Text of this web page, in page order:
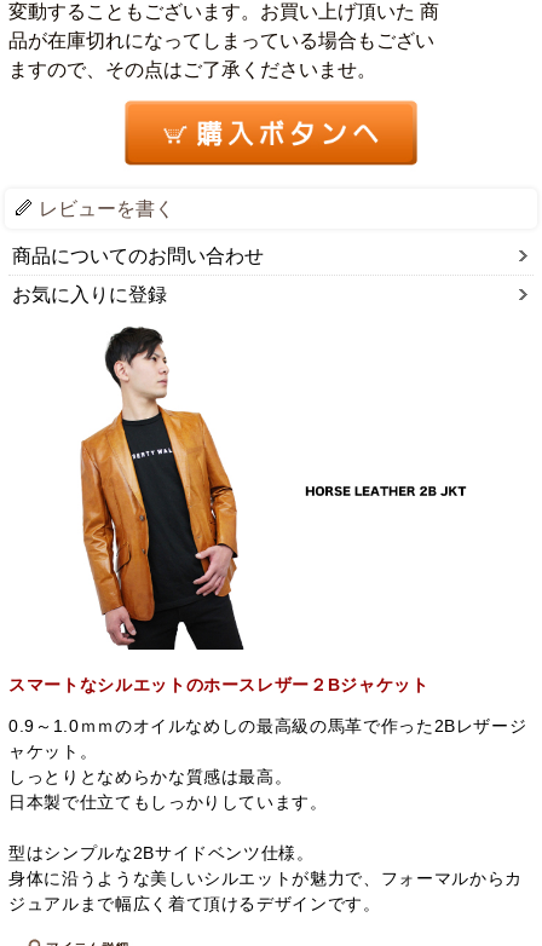
変動することもございます。お買い上げ頂いた 商
品が在庫切れになってしまっている場合もござい
ますので、その点はご了承くださいませ。
レビューを書く
商品についてのお問い合わせ
お気に入りに登録
スマートなシルエットのホースレザー２Bジャケット
0.9～1.0ｍｍのオイルなめしの最高級の馬革で作った2Bレザージ
ャケット。
しっとりとなめらかな質感は最高。
日本製で仕立てもしっかりしています。
型はシンプルな2Bサイドベンツ仕様。
身体に沿うような美しいシルエットが魅力で、フォーマルからカ
ジュアルまで幅広く着て頂けるデザインです。